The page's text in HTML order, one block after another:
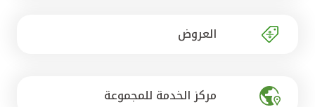
العروض
مركز الخدمة للمجموعة